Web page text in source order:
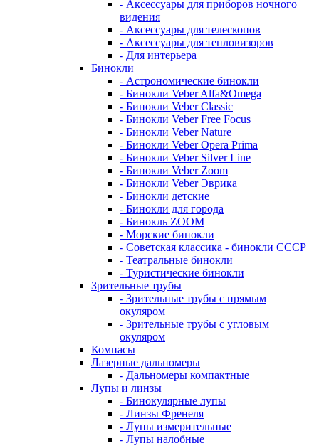
- Аксессуары для приборов ночного
видения
- Аксессуары для телескопов
- Аксессуары для тепловизоров
- Для интерьера
Бинокли
- Астрономические бинокли
- Бинокли Veber Alfa&Omega
- Бинокли Veber Classic
- Бинокли Veber Free Focus
- Бинокли Veber Nature
- Бинокли Veber Opera Prima
- Бинокли Veber Silver Line
- Бинокли Veber Zoom
- Бинокли Veber Эврика
- Бинокли детские
- Бинокли для города
- Бинокль ZOOM
- Морские бинокли
- Советская классика - бинокли СССР
- Театральные бинокли
- Туристические бинокли
Зрительные трубы
- Зрительные трубы с прямым
окуляром
- Зрительные трубы с угловым
окуляром
Компасы
Лазерные дальномеры
- Дальномеры компактные
Лупы и линзы
- Бинокулярные лупы
- Линзы Френеля
- Лупы измерительные
- Лупы налобные